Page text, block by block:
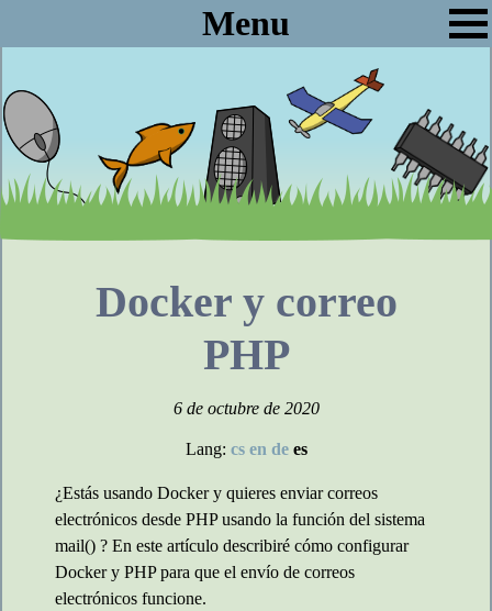
Menu
Docker y correo
PHP
6 de octubre de 2020
Lang: cs en de es
¿Estás usando Docker y quieres enviar correos
electrónicos desde PHP usando la función del sistema
mail() ? En este artículo describiré cómo configurar
Docker y PHP para que el envío de correos
electrónicos funcione.